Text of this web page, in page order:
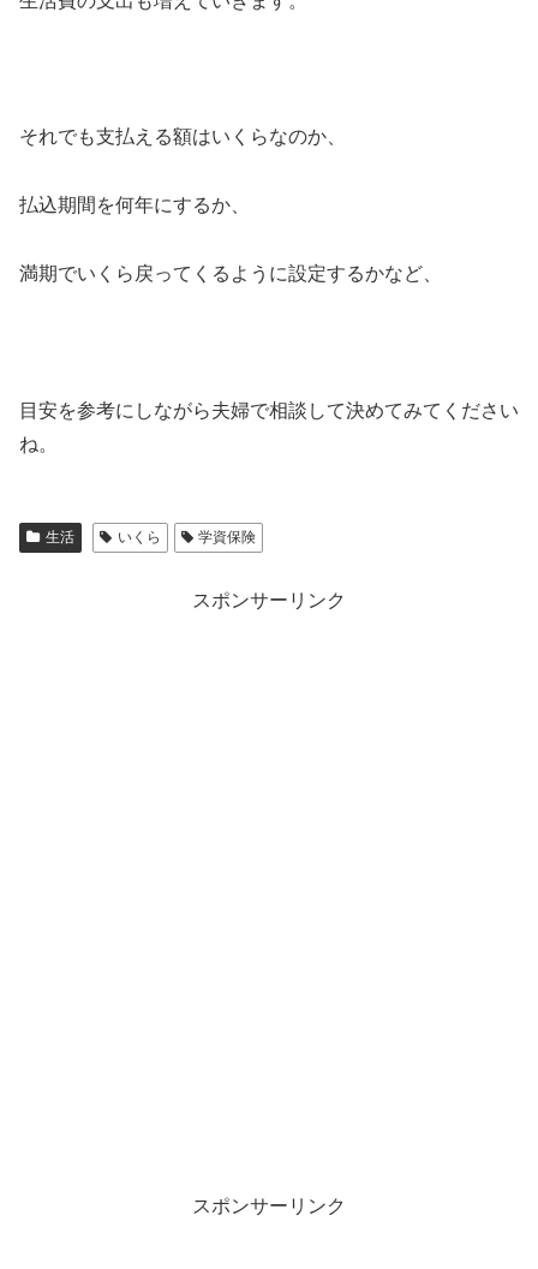
それでも支払える額はいくらなのか、
払込期間を何年にするか、
満期でいくら戻ってくるように設定するかなど、
目安を参考にしながら夫婦で相談して決めてみてください
ね。
生活 いくら 学資保険
スポンサーリンク
スポンサーリンク